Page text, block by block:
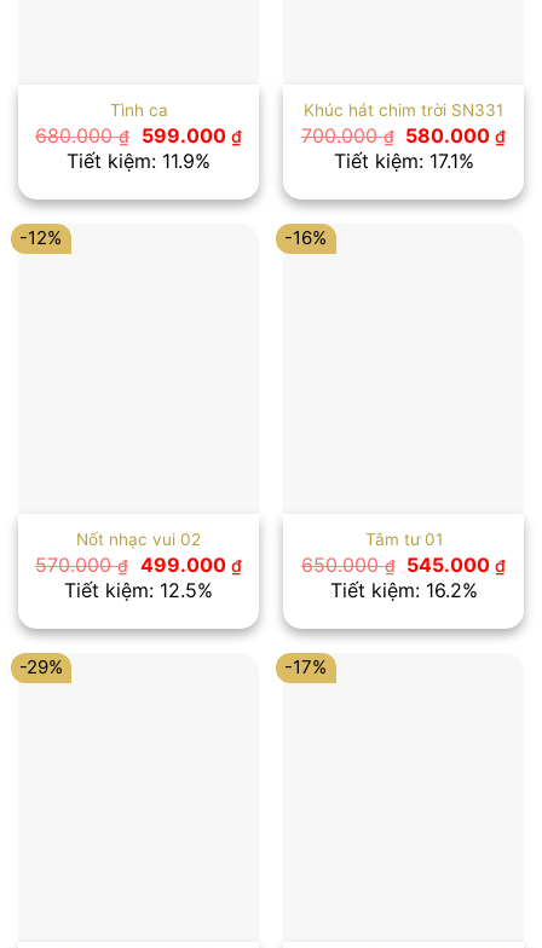
Tình ca
680.000₫
Giá
gốc
là:
599.000 ₫Giá
hiện
là:
599.000 ₫.
Tiết kiệm: 11.9%
Khúc hát chim trời SN331
700.000₫
Giá
gốc
là:
580.000₫Giá
là:
Tiết kiệm: 17.1%
-12%
Nốt nhạc vui 02
570.000₫ Giá
gốc
là:
499.000 ₫Giá
hiện
là:
499.000 ₫.
Tiết kiệm: 12.5%
-16%
Tâm tư 01
650.000₫
Giá
gốc
là:
545.000₫Giá
là:
Tiết kiệm: 16.2%
-29% -17%